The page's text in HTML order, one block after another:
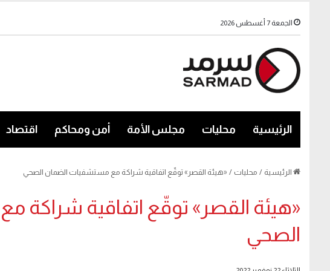
الجمعة 7 أغسطس 2026
الرئيسية محليات مجلس الأمة أمن ومحاكم اقتصاد
الرئيسية / محليات / «هيئة القصر» توقّع اتفاقية شراكة مع مستشفيات الضمان الصحي
«هيئة القصر» توقّع اتفاقية شراكة
الصحي